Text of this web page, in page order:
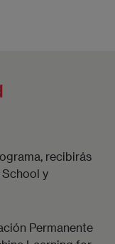
recibirás
y
Permanente